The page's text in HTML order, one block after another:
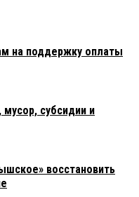
на поддержку оплаты
субсидии и
восстановить